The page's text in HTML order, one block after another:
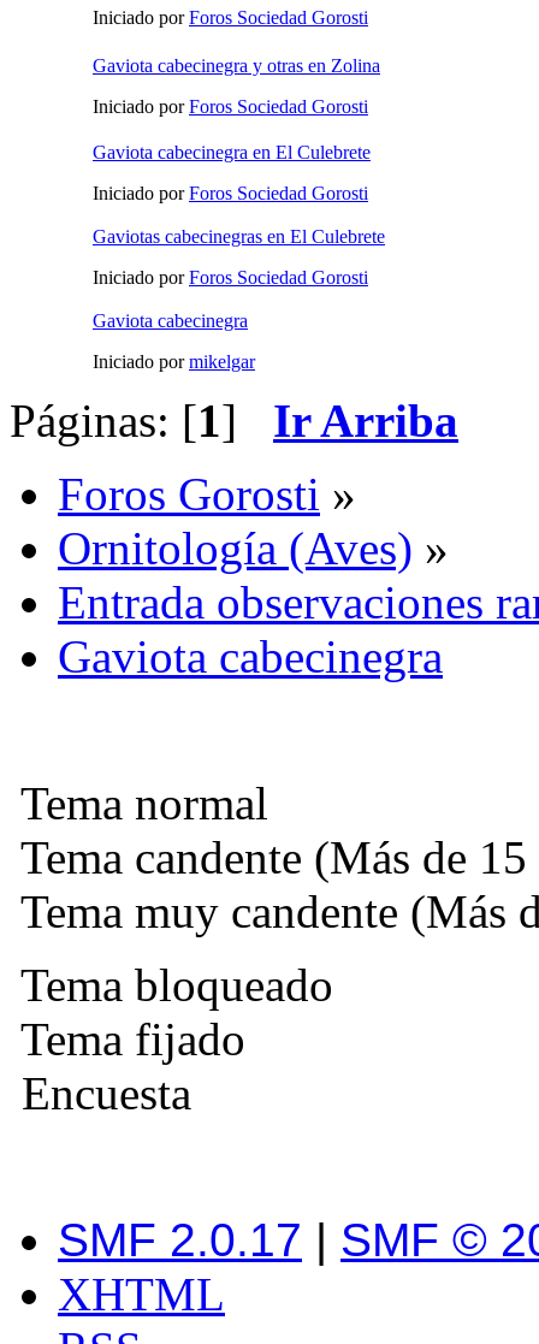
Iniciado porForos Sociedad Gorosti
Gaviota cabecinegra y otras en Zolina
Iniciado porForos Sociedad Gorosti
Gaviota cabecinegra en El Culebrete
Iniciado porForos Sociedad Gorosti
Gaviotas cabecinegras en El Culebrete
Iniciado porForos Sociedad Gorosti
Gaviota cabecinegra
Iniciado pormikelgar
Páginas: [1] Ir Arriba
Foros Gorosti »
Ornitología (Aves) »
Entrada observaciones
Gaviota cabecinegra
Tema normal
Tema candente (Más de 15
Tema muy candente (Más
Tema bloqueado
Tema fijado
Encuesta
SMF 2.0.17 | SMF ©
XHTML